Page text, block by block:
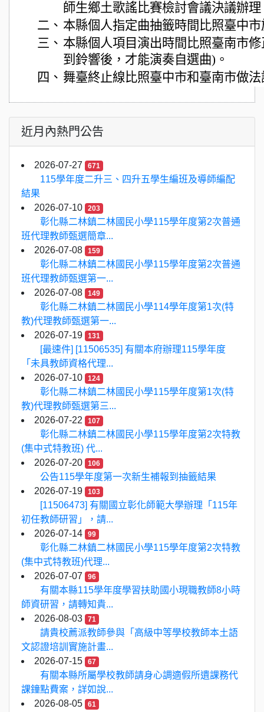
師生鄉土歌謠比賽檢討會議決議辦理
二、 本縣個人指定曲抽籤時間比照臺中
三、 本縣個人項目演出時間比照臺南市
到鈴響後，才能演奏自選曲)。
四、 舞臺終止線比照臺中市和臺南市做
近月內熱門公告
2026-07-27 671
115學年度二升三、四升五學生編班及導師編配
結果
2026-07-10
203
彰化縣二林鎮二林國民小學115學年度第2次普通
班代理教師甄選簡章...
2026-07-08
159
彰化縣二林鎮二林國民小學115學年度第2次普通
班代理教師甄選第一...
2026-07-08
149
彰化縣二林鎮二林國民小學114學年度第1次(特
教)代理教師甄選第一...
2026-07-19
131
[最速件] [11506535] 有關本府辦理115學年度
「未具教師資格代理...
2026-07-10
124
彰化縣二林鎮二林國民小學115學年度第1次(特
教)代理教師甄選第三...
2026-07-22
107
彰化縣二林鎮二林國民小學115學年度第2次特教
(集中式特教班) 代...
2026-07-20
106
公告115學年度第一次新生補報到抽籤結果
2026-07-19
103
[11506473] 有關國立彰化師範大學辦理「115年
初任教師研習」，請...
2026-07-14
99
彰化縣二林鎮二林國民小學115學年度第2次特教
(集中式特教班)代理...
2026-07-07
96
有關本縣115學年度學習扶助國小現職教師8小時
師資研習，請轉知貴...
2026-08-03
71
請貴校薦派教師參與「高級中等學校教師本土語
文認證培訓實施計畫...
2026-07-15
67
有關本縣所屬學校教師請身心調適假所遺課務代
課鐘點費案，詳如說...
2026-08-05
61